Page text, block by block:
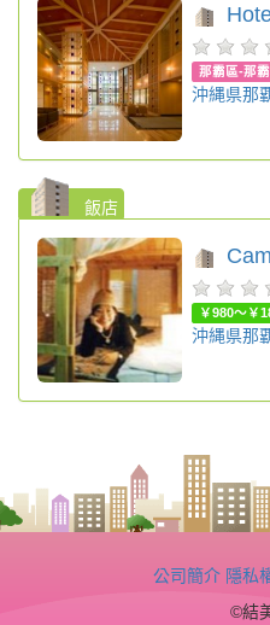
那霸區-那
沖縄県那
飯店
￥980～￥
沖縄県那
公司簡介 隱私
©結